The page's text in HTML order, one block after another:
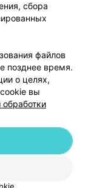
Беларусь,
сбора
файлов
позднее время.
о целях,
вы
обработки